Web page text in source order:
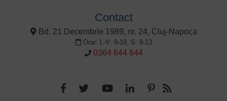
Contact
Bd. 21 Decembrie 1989, nr. 24, Cluj-Napoca
Orar: L-V: 9-19, S: 9-13
0364 644 644